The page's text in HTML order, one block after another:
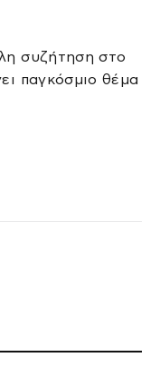
συζήτηση στο
παγκόσμιο θέμα